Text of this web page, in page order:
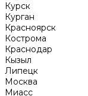
Курск
Курган
Красноярск
Кострома
Краснодар
Кызыл
Липецк
Москва
Миасс